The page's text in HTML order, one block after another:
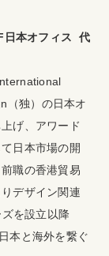
日本オフィス 代
（独）の日本オ
げ、アワード
日本市場の開
職の香港貿易
デザイン関連
を設立以降
本と海外を繋ぐ